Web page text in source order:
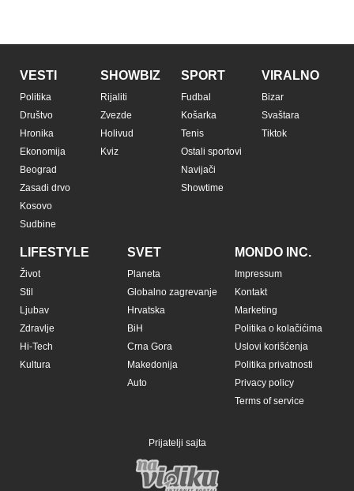
VESTI
Politika
Društvo
Hronika
Ekonomija
Beograd
Zasadi drvo
Kosovo
Sudbine
SHOWBIZ
Rijaliti
Zvezde
Holivud
Kviz
SPORT
Fudbal
Košarka
Tenis
Ostali sportovi
Navijači
Showtime
VIRALNO
Bizar
Svaštara
Tiktok
LIFESTYLE
Život
Stil
Ljubav
Zdravlje
Hi-Tech
Kultura
SVET
Planeta
Globalno zagrevanje
Hrvatska
BiH
Crna Gora
Makedonija
Auto
MONDO INC.
Impressum
Kontakt
Marketing
Politika o kolačićima
Uslovi korišćenja
Politika privatnosti
Privacy policy
Terms of service
Prijatelji sajta